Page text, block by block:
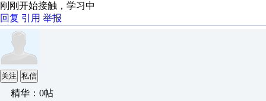
刚刚开始接触，学习中
回复 引用 举报
关注 私信
精华：0帖